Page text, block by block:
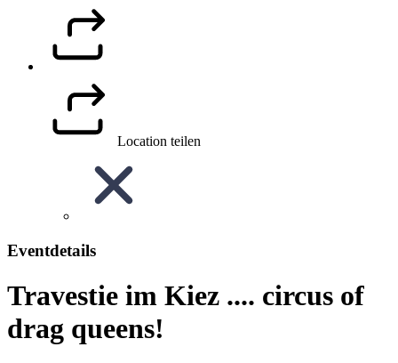
Location teilen
Eventdetails
Travestie im Kiez .... circus of
drag queens!